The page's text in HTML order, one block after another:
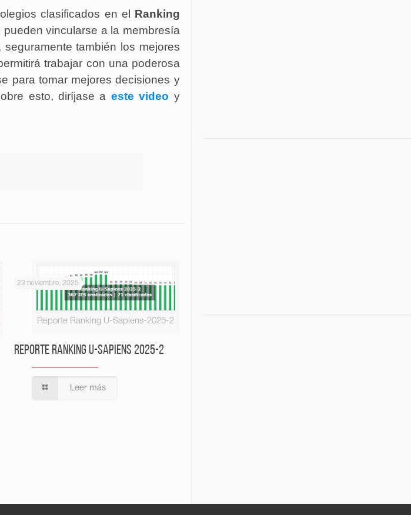
clasificados en el Ranking
vincularse a la membresía
también los mejores
trabajar con una poderosa
para tomar mejores decisiones y
esto, diríjase a este video y
Reporte Ranking U-Sapiens-2025-2
23 noviembre, 2025
Reporte Ranking U-Sapiens 2025-2
Leer más